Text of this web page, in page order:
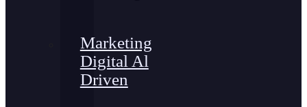
Marketing
Digital Al
Driven